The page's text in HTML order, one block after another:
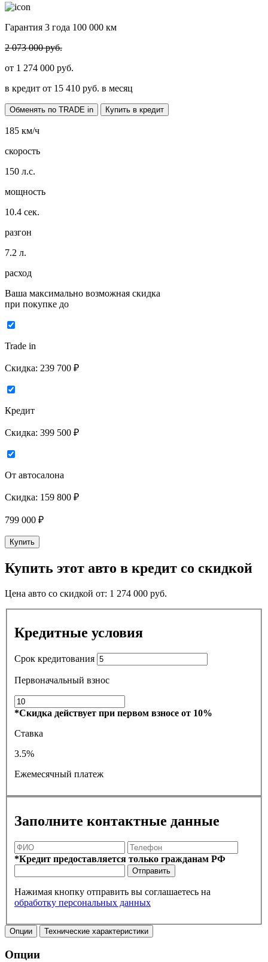
Гарантия 3 года 100 000 км
2 073 000 руб.
от 1 274 000 руб.
в кредит от 15 410 руб. в месяц
Обменять по TRADE in Купить в кредит
185 км/ч
скорость
150 л.с.
мощность
10.4 сек.
разгон
7.2 л.
расход
Ваша максимально возможная скидка
при покупке до
Trade in
Скидка: 239 700 ₽
Кредит
Скидка: 399 500 ₽
От автосалона
Скидка: 159 800 ₽
799 000 ₽
Купить
Купить этот авто в кредит со скидкой
Цена авто со скидкой от: 1 274 000 руб.
Кредитные условия
Срок кредитования
Первоначальный взнос
*Скидка действует при первом взносе от 10%
Ставка
3.5%
Ежемесячный платеж
Заполните контактные данные
*Кредит предоставляется только гражданам РФ
Отправить
Нажимая кнопку отправить вы соглашаетесь на
обработку персональных данных
Опции Технические характеристики
Опции